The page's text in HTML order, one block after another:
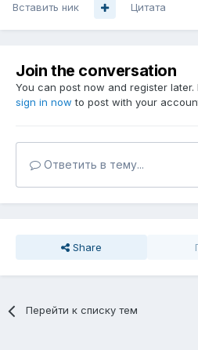
Вставить ник Цитата
Join the conversation
You can post now and register
sign in now to post with your
Ответить в тему...
Share
Перейти к списку тем